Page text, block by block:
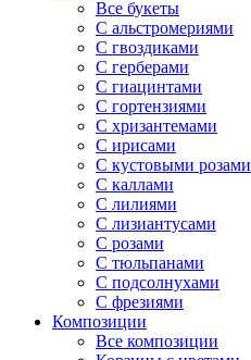
Все букеты
С альстромериями
С гвоздиками
С герберами
С гиацинтами
С гортензиями
С хризантемами
С ирисами
С кустовыми розами
С каллами
С лилиями
С лизиантусами
С розами
С тюльпанами
С подсолнухами
С фрезиями
Композиции
Все композиции